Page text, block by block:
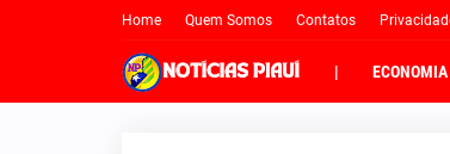
Home Quem Somos Contatos
| ECONOMIA